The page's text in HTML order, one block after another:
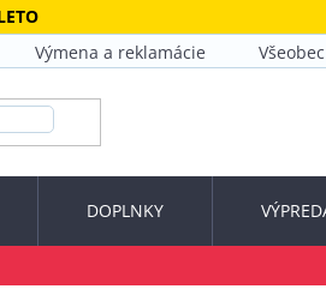
Výmena a reklamácie
DOPLNKY